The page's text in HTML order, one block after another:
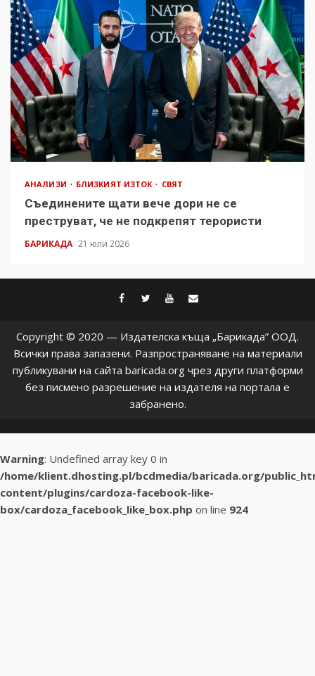
АНАЛИЗИ БЛИЗКИЯТ ИЗТОК СВЯТ
Съединените щати вече дори не се
преструват, че не подкрепят терористи
БАРИКАДА 21 юли 2026
facebook
twitter
youtube
Copyright © 2020 — Издателска къща „Барикада” ООД.
Всички права запазени. Разпространяване на материали
публикувани на сайта baricada.org чрез други платформи
без писмено разрешение на издателя на портала е
забранено.
Warning: Undefined array key 0 in
/home/klient.dhosting.pl/bcdmedia/baricada.org/
content/plugins/cardoza-facebook-like-
box/cardoza_facebook_like_box.php on line 924